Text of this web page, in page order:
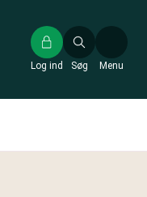
Søg
Log ind Menu